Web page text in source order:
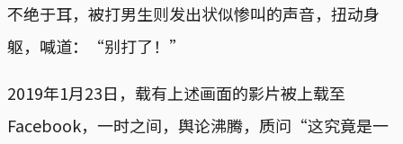
不绝于耳，被打男生则发出状似惨叫的声音，扭动身
躯，喊道：“别打了！”
2019年1月23日，载有上述画面的影片被上载至
Facebook，一时之间，舆论沸腾，质问“这究竟是一